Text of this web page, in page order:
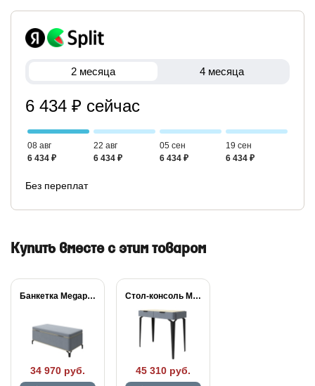
2 месяца 4 месяца
6 434 ₽ сейчас
08 авг
6 434 ₽
22 авг
6 434 ₽
05 сен
6 434 ₽
19 сен
6 434 ₽
Без переплат
Купить вместе с этим товаром
Банкетка Megapolis
34 970 руб.
Стол-консоль Megapolis
45 310 руб.